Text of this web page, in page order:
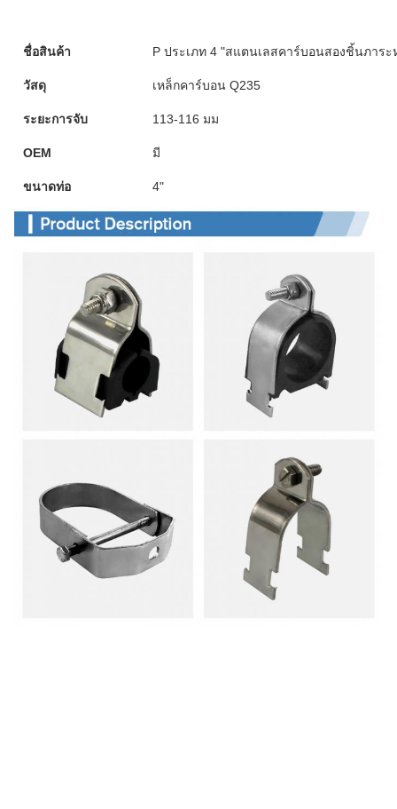
ชื่อสินค้า P ประเภท 4 "สแตนเลสคาร์บอนสองชิ้นภาร
วัสดุ เหล็กคาร์บอน Q235
ระยะการจับ 113-116 มม
OEM มี
ขนาดท่อ 4"